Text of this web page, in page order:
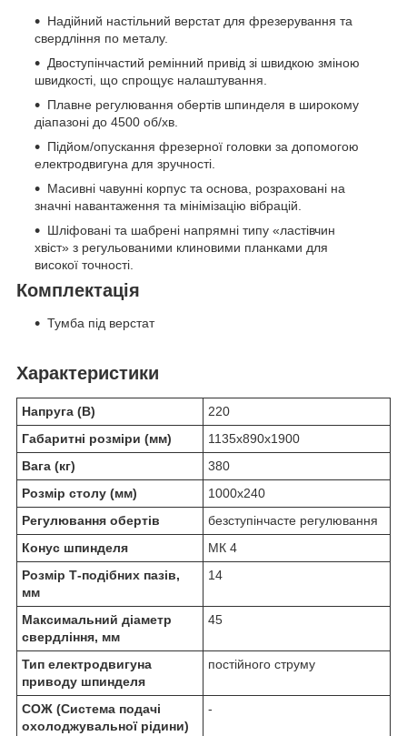
Надійний настільний верстат для фрезерування та
свердління по металу.
Двоступінчастий ремінний привід зі швидкою зміною
швидкості, що спрощує налаштування.
Плавне регулювання обертів шпинделя в широкому
діапазоні до 4500 об/хв.
Підйом/опускання фрезерної головки за допомогою
електродвигуна для зручності.
Масивні чавунні корпус та основа, розраховані на
значні навантаження та мінімізацію вібрацій.
Шліфовані та шабрені напрямні типу «ластівчин
хвіст» з регульованими клиновими планками для
високої точності.
Комплектація
Тумба під верстат
Характеристики
Напруга (В)
220
Габаритні розміри (мм)
1135x890x1900
Вага (кг)
380
Розмір столу (мм)
1000x240
Регулювання обертів
безступінчасте регулювання
Конус шпинделя
МК 4
Розмір Т-подібних пазів,
мм
14
Максимальний діаметр
свердління, мм
45
Тип електродвигуна
приводу шпинделя
постійного струму
СОЖ (Система подачі
охолоджувальної рідини)
-